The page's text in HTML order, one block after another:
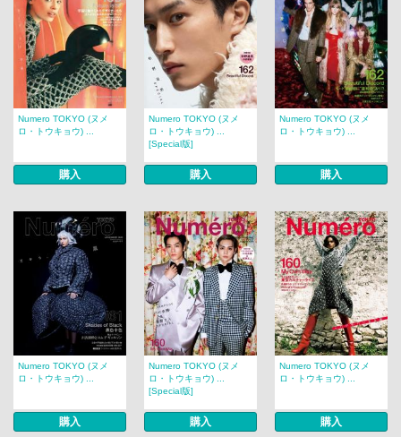
Numero TOKYO (ヌメ
ロ・トウキョウ) ...
購入
Numero TOKYO (ヌメ
ロ・トウキョウ) ...
[Special版]
購入
Numero TOKYO (ヌメ
ロ・トウキョウ) ...
購入
Numero TOKYO (ヌメ
ロ・トウキョウ) ...
購入
Numero TOKYO (ヌメ
ロ・トウキョウ) ...
[Special版]
購入
Numero TOKYO (ヌメ
ロ・トウキョウ) ...
購入